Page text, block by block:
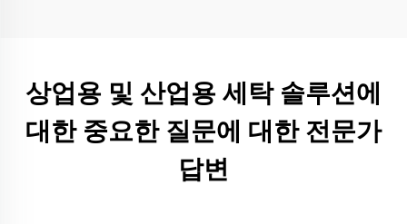
상업용 및 산업용 세탁 솔루션에
대한 중요한 질문에 대한 전문가
답변